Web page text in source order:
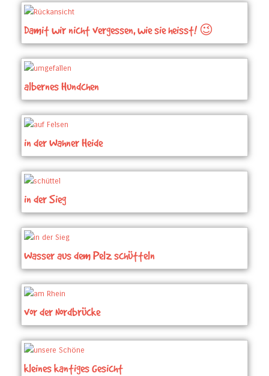
Damit wir nicht vergessen, wie sie heisst! 😉
albernes Hundchen
in der Wahner Heide
in der Sieg
Wasser aus dem Pelz schütteln
vor der Nordbrücke
kleines kantiges Gesicht